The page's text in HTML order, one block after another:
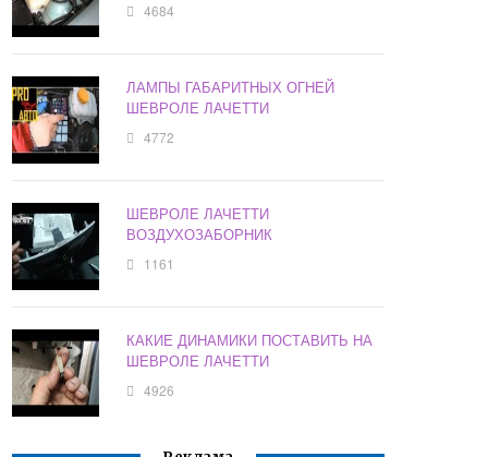
4684
ЛАМПЫ ГАБАРИТНЫХ ОГНЕЙ
ШЕВРОЛЕ ЛАЧЕТТИ
4772
ШЕВРОЛЕ ЛАЧЕТТИ
ВОЗДУХОЗАБОРНИК
1161
КАКИЕ ДИНАМИКИ ПОСТАВИТЬ НА
ШЕВРОЛЕ ЛАЧЕТТИ
4926